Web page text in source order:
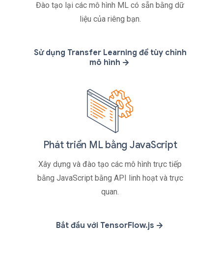
Đào tạo lại các mô hình ML có sẵn bằng dữ
liệu của riêng bạn.
Sử dụng Transfer Learning để tùy chỉnh
mô hình
Phát triển ML bằng JavaScript
Xây dựng và đào tạo các mô hình trực tiếp
bằng JavaScript bằng API linh hoạt và trực
quan.
Bắt đầu với TensorFlow.js